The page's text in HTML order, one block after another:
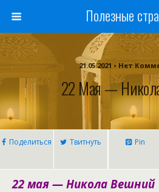
Полезные
21.05.2021 • Нет
22 Мая —
Поделиться Твитнуть Pin
22 мая — Никола Вешний